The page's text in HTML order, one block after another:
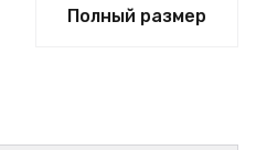
Полный размер